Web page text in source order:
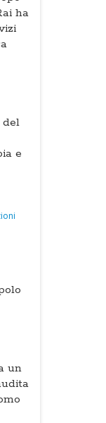
ha
del
e
un